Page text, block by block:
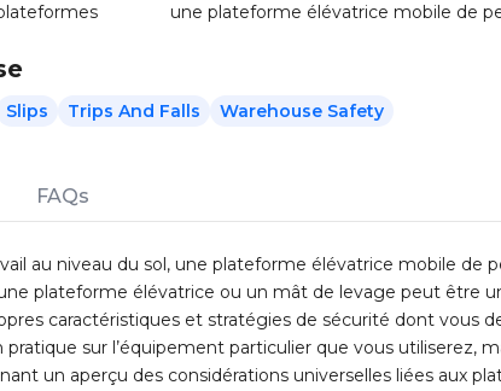
une plateforme élévatrice mobile de
Slips Trips And Falls Warehouse Safety
FAQs
au niveau du sol, une plateforme élévatrice mobile de
plateforme élévatrice ou un mât de levage peut être
caractéristiques et stratégies de sécurité dont vous
sur l’équipement particulier que vous utiliserez,
un aperçu des considérations universelles liées aux